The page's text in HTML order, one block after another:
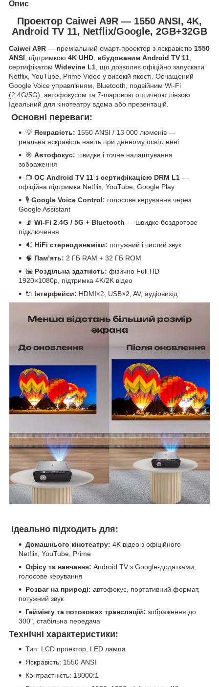
Опис
Проектор Caiwei A9R — 1550 ANSI, 4K,
Android TV 11, Netflix/Google, 2GB+32GB
Caiwei A9R — преміальний смарт-проектор з яскравістю 1550
ANSI, підтримкою 4K UHD, вбудованим Android TV 11,
сертифікатом Widevine L1, що дозволяє офіційно запускати
Netflix, YouTube, Prime Video у високій якості. Оснащений
Google Voice управлінням, Bluetooth, подвійним Wi-Fi
(2.4G/5G), автофокусом та 7-шаровою оптичною лінзою.
Ідеальний для кінотеатру вдома або презентацій.
Основні переваги:
💡 Яскравість: 1550 ANSI / 13 000 люменів —
реальна яскравість навіть при денному освітленні
🎯 Автофокус: швидке і точне налаштування
зображення
📺 ОС Android TV 11 з сертифікацією DRM L1 —
офіційна підтримка Netflix, YouTube, Google Play
🎙 Google Voice Control: голосове керування через
Google Assistant
📡 Wi-Fi 2.4G / 5G + Bluetooth — швидке бездротове
підключення
🔊 HiFi стереодинаміки: потужний і чистий звук
🧠 Пам’ять: 2 ГБ RAM + 32 ГБ ROM
🖼 Роздільна здатність: фізично Full HD
1920×1080p, підтримка 4K/2K відео
🔌 Інтерфейси: HDMI×2, USB×2, AV, аудіовихід
Ідеально підходить для:
Домашнього кінотеатру: 4K відео з офіційного
Netflix, YouTube, Prime
Офісу та навчання: Android TV з Google-додатками,
голосове керування
Розваг на природі: автофокус, портативний формат,
потужний звук
Геймінгу та потокових трансляцій: зображення до
300", стабільна передача
Технічні характеристики:
Тип: LCD проектор, LED лампа
Яскравість: 1550 ANSI
Контрастність: 18000:1